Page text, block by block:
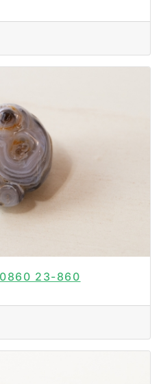
0860 23-860